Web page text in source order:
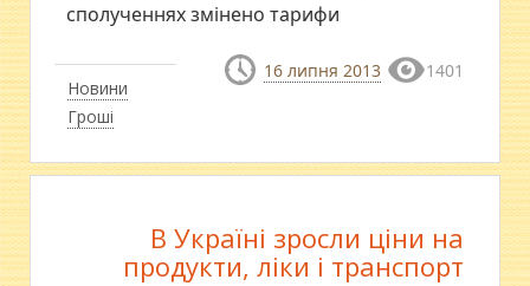
Новини
Гроші
сполученнях змінено тарифи
16 липня 2013 1401
В Україні зросли ціни на
продукти, ліки і транспорт